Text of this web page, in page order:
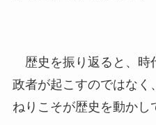
歴史を振り返ると、時
政者が起こすのではなく
ねりこそが歴史を動かし